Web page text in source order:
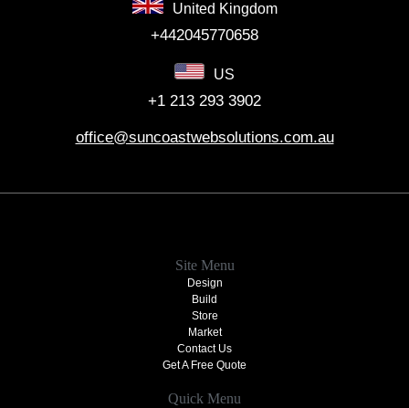
United Kingdom
+442045770658
US
+1 213 293 3902
office@suncoastwebsolutions.com.au
Site Menu
Design
Build
Store
Market
Contact Us
Get A Free Quote
Quick Menu